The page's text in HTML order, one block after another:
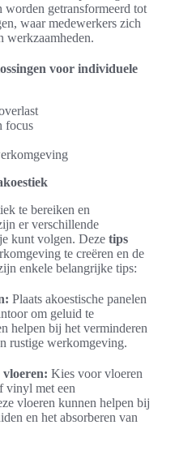
getransformeerd tot
waar medewerkers zich
werkzaamheden.
voor individuele
focus
te bereiken en
er verschillende
kunt volgen. Deze tips
te creëren en de
enkele belangrijke tips:
Plaats akoestische panelen
om geluid te
helpen bij het verminderen
rustige werkomgeving.
vloeren: Kies voor vloeren
vinyl met een
vloeren kunnen helpen bij
en het absorberen van